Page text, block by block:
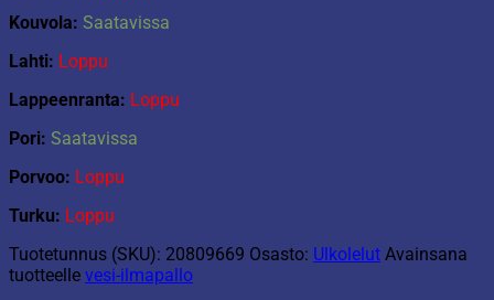
Kouvola: Saatavissa
Lahti: Loppu
Lappeenranta: Loppu
Pori: Saatavissa
Porvoo: Loppu
Turku: Loppu
Tuotetunnus (SKU): 20809669 Osasto: Ulkolelut Avainsana
tuotteelle vesi-ilmapallo